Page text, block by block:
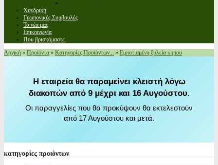
Χονδρική
Γεωπονικές Συμβουλές
Τα νέα μας
Επικοινωνία
Που βρισκόμαστε
Αρχική » Προϊόντα » Κατηγορίες Προϊόντων... » Εμποτισμένη ξυλεία κήπου
Η εταιρεία θα παραμείνει κλειστή λόγω
διακοπών από 9 μέχρι και 16 Αυγούστου.
Οι παραγγελίες που θα προκύψουν θα εκτελεστούν
από 17 Αυγούστου και μετά.
κατηγορίες προιόντων